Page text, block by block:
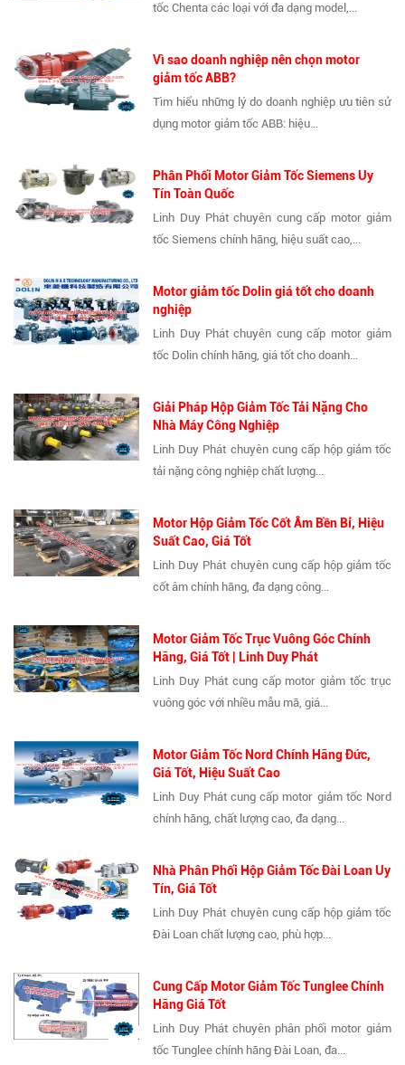
tốc Chenta các loại với đa dạng model,...
Vì sao doanh nghiệp nên chọn motor
giảm tốc ABB?
Tìm hiểu những lý do doanh nghiệp ưu tiên sử
dụng motor giảm tốc ABB: hiệu...
Phân Phối Motor Giảm Tốc Siemens Uy
Tín Toàn Quốc
Linh Duy Phát chuyên cung cấp motor giảm
tốc Siemens chính hãng, hiệu suất cao,...
Motor giảm tốc Dolin giá tốt cho doanh
nghiệp
Linh Duy Phát chuyên cung cấp motor giảm
tốc Dolin chính hãng, giá tốt cho doanh...
Giải Pháp Hộp Giảm Tốc Tải Nặng Cho
Nhà Máy Công Nghiệp
Linh Duy Phát chuyên cung cấp hộp giảm tốc
tải nặng công nghiệp chất lượng...
Motor Hộp Giảm Tốc Cốt Âm Bền Bỉ, Hiệu
Suất Cao, Giá Tốt
Linh Duy Phát chuyên cung cấp hộp giảm tốc
cốt âm chính hãng, đa dạng công...
Motor Giảm Tốc Trục Vuông Góc Chính
Hãng, Giá Tốt | Linh Duy Phát
Linh Duy Phát cung cấp motor giảm tốc trục
vuông góc với nhiều mẫu mã, giá...
Motor Giảm Tốc Nord Chính Hãng Đức,
Giá Tốt, Hiệu Suất Cao
Linh Duy Phát cung cấp motor giảm tốc Nord
chính hãng, chất lượng cao, đa dạng...
Nhà Phân Phối Hộp Giảm Tốc Đài Loan Uy
Tín, Giá Tốt
Linh Duy Phát chuyên cung cấp hộp giảm tốc
Đài Loan chất lượng cao, phù hợp...
Cung Cấp Motor Giảm Tốc Tunglee Chính
Hãng Giá Tốt
Linh Duy Phát chuyên phân phối motor giảm
tốc Tunglee chính hãng Đài Loan, đa...